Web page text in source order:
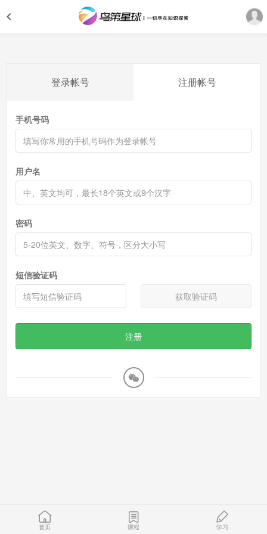
登录帐号 注册帐号
手机号码
用户名
密码
短信验证码
获取验证码
注册
首页 课程 学习